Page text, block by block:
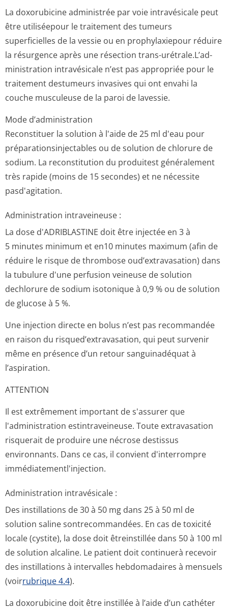
La doxorubicine administrée par voie intravésicale peut
être utiliséepour le traitement des tumeurs
superficielles de la vessie ou en prophylaxiepour réduire
la résurgence après une résection trans-urétrale.L’ad­
ministration intravésicale n’est pas appropriée pour le
traitement destumeurs invasives qui ont envahi la
couche musculeuse de la paroi de lavessie.
Mode d’administration
Reconstituer la solution à l'aide de 25 ml d'eau pour
préparationsin­jectables ou de solution de chlorure de
sodium. La reconstitution du produitest généralement
très rapide (moins de 15 secondes) et ne nécessite
pasd'agitation.
Administration intraveineuse :
La dose d'ADRIBLASTINE doit être injectée en 3 à
5 minutes minimum et en10 minutes maximum (afin de
réduire le risque de thrombose oud’extravasation) dans
la tubulure d'une perfusion veineuse de solution
dechlorure de sodium isotonique à 0,9 % ou de solution
de glucose à 5 %.
Une injection directe en bolus n’est pas recommandée
en raison du risqued’extra­vasation, qui peut survenir
même en présence d’un retour sanguinadéquat à
l’aspiration.
ATTENTION
Il est extrêmement important de s'assurer que
l'administration estintraveineuse. Toute extravasation
risquerait de produire une nécrose destissus
environnants. Dans ce cas, il convient d'interrompre
immédiatementl'in­jection.
Administration intravésicale :
Des instillations de 30 à 50 mg dans 25 à 50 ml de
solution saline sontrecommandées. En cas de toxicité
locale (cystite), la dose doit êtreinstillée dans 50 à 100 ml
de solution alcaline. Le patient doit continuerà recevoir
des instillations à intervalles hebdomadaires à mensuels
(voirrubrique 4.4).
La doxorubicine doit être instillée à l’aide d’un cathéter